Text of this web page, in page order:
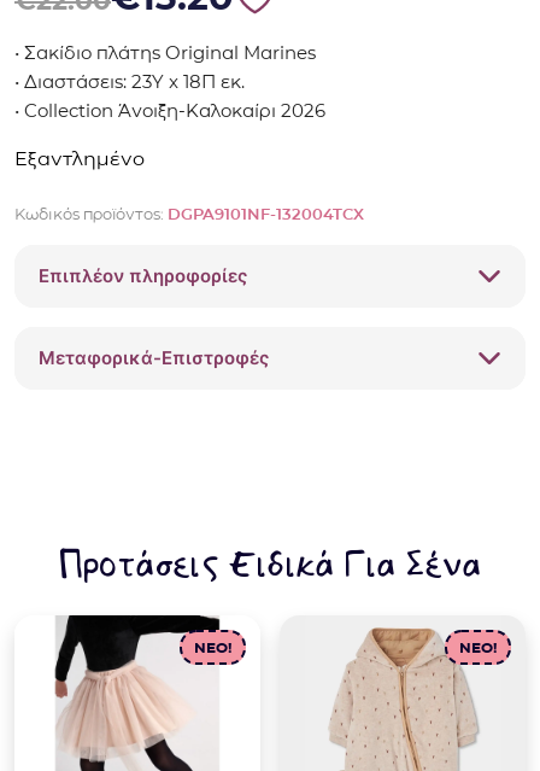
• Σακίδιο πλάτης Original Marines
• Διαστάσεις: 23Y x 18Π εκ.
• Collection Άνοιξη-Καλοκαίρι 2026
Εξαντλημένο
Κωδικός προϊόντος: DGPA9101NF-132004TCX
Επιπλέον πληροφορίες
Μεταφορικά-Επιστροφές
Προτάσεις Ειδικά Για Σένα
NEO! NEO!